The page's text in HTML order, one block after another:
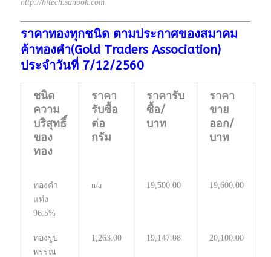
http://hitech.sanook.com
ราคาทองทุกชนิด ตามประกาศของสมาคม
ค้าทองคำ(Gold Traders Association)
ประจำวันที่ 7/12/2560​
ชนิด
ความ
บริสุทธิ์
ของ
ทอง
ราคา
รับซื้อ
ต่อ
กรัม
ราคารับ
ซื้อ/
บาท
ราคา
ขาย
ออก/
บาท
ทองคำ
แท่ง
96.5%
n/a 19,500.00 19,600.00
ทองรูป
พรรณ
1,263.00 19,147.08 20,100.00